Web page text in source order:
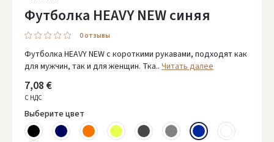
Футболка HEAVY NEW синяя
0 oтзывы
Футболкa HEAVY NEW с короткими рукавами, подходят как
для мужчин, так и для женщин. Тка.. Читать далее
7,08 €
С НДС
Выберите цвет